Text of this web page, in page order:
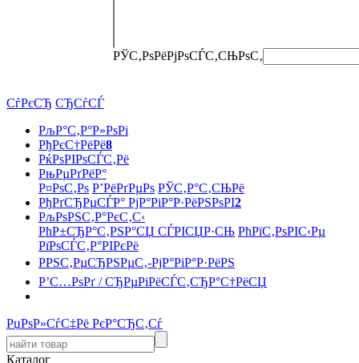
РЎС‚РѕРёРјРѕСЃС‚СЊРѕС‚
СѓРєСЂ СЂСѓСЃ
РљР°С‚Р°Р»РѕРі
РђРєС†РёРё8
РќРѕРІРѕСЃС‚Рё
РњРµРґРёР°
Р¤РѕС‚Рѕ Р’РёРґРµРѕ РЎС‚Р°С‚СЊРё
РђРґСЂРµСЃР° РјР°РіР°Р·РёРЅРѕРІ2
РљРѕРЅС‚Р°РєС‚С‹
РћР±СЂР°С‚РЅР°СЏ СЃРІСЏР·СЊ РћРїС‚РѕРІС‹Рµ
РїРѕСЃС‚Р°РІРєРё
РРЅС‚РµСЂРЅРµС‚-РјР°РіР°Р·РёРЅ
Р’С…РѕРґ / СЂРµРіРёСЃС‚СЂР°С†РёСЏ
РџРѕР»СѓС‡Рё РєР°СЂС‚Сѓ
Каталог